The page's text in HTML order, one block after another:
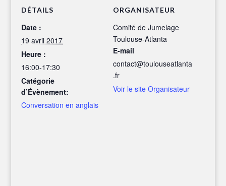
DÉTAILS
Date :
19 avril 2017
Heure :
16:00-17:30
Catégorie
d’Évènement:
Conversation en anglais
ORGANISATEUR
Comité de Jumelage
Toulouse-Atlanta
E-mail
contact@toulouseatlanta
.fr
Voir le site Organisateur